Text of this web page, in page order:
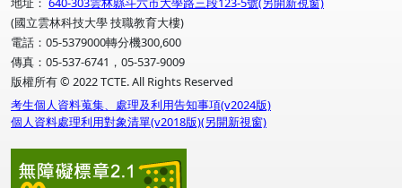
(國立雲林科技大學 技職教育大樓)
電話：05-5379000轉分機300,600
傳真：05-537-6741，05-537-9009
版權所有 © 2022 TCTE. All Rights Reserved
考生個人資料蒐集、處理及利用告知事項(v2024版)
個人資料處理利用對象清單(v2018版)(另開新視窗)